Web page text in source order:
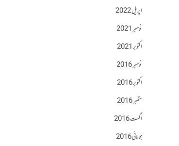
اپریل 2022
نومبر 2021
اکتوبر 2021
نومبر 2016
اکتوبر 2016
ستمبر 2016
اگست 2016
جولائی 2016